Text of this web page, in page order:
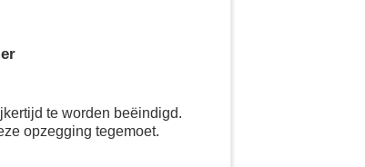
te worden beëindigd.
opzegging tegemoet.